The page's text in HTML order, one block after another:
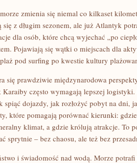
zmienia się niemal co kilkaset
z długim sezonem, ale już Atlantyk
dla osób, które chcą wyjechać „po
Pojawiają się wątki o miejscach dla
pod surfing po kwestie kultury
się prawdziwie międzynarodowa
często wymagają lepszej
spiąć dojazdy, jak rozłożyć pobyt na dni,
które pomagają porównać kierunki:
klimat, a gdzie królują atrakcje. To
sprytnie – bez chaosu, ale też bez
i świadomość nad wodą. Morze